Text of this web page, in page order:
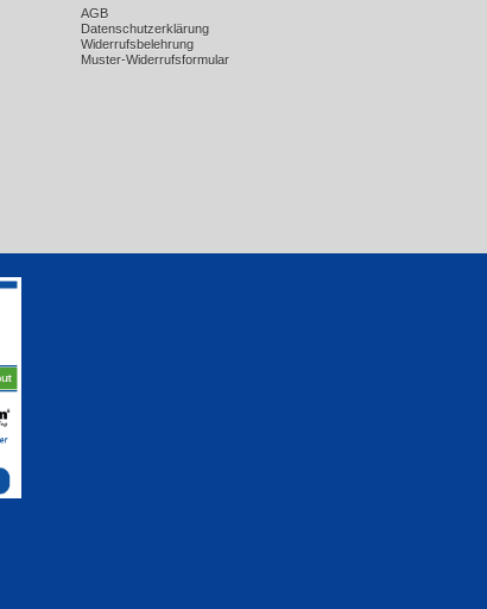
AGB
Datenschutzerklärung
Widerrufsbelehrung
Muster-Widerrufsformular